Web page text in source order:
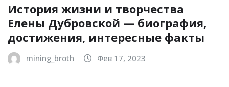
История жизни и творчества
Елены Дубровской — биография,
достижения, интересные факты
mining_broth Фев 17, 2023